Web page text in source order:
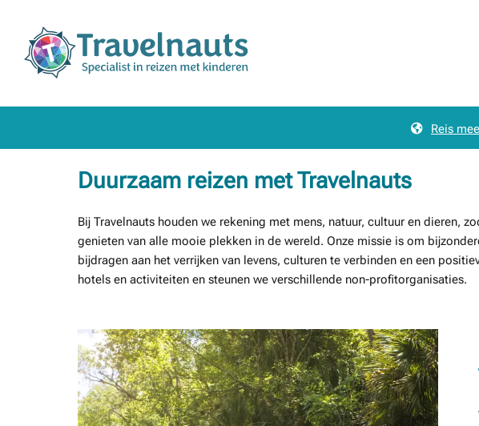
Reis
Duurzaam reizen met Travelnauts
Bij Travelnauts houden we rekening met mens, natuur, cultuur en dieren,
genieten van alle mooie plekken in de wereld. Onze missie is om
bijdragen aan het verrijken van levens, culturen te verbinden en een
hotels en activiteiten en steunen we verschillende non-profitorganisaties.